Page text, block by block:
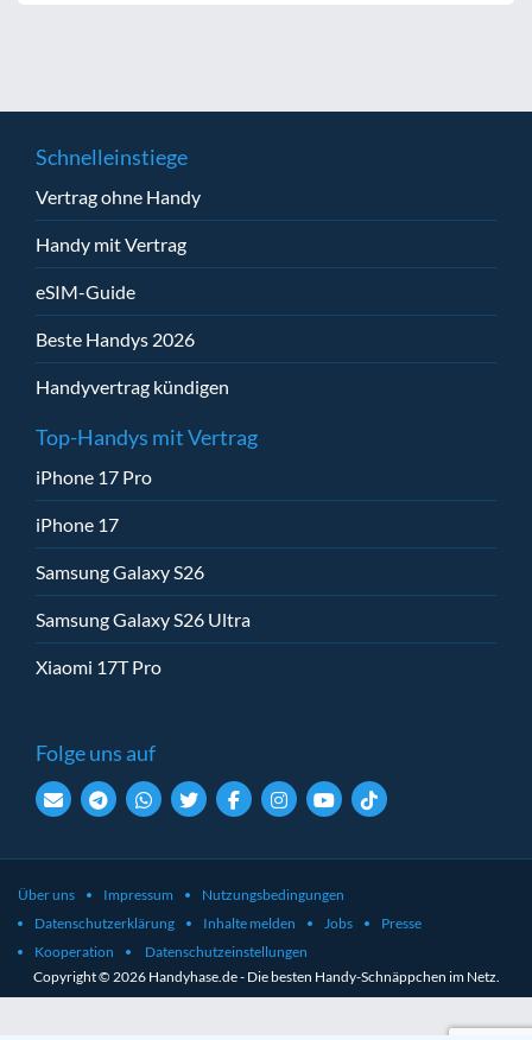
Schnelleinstiege
Vertrag ohne Handy
Handy mit Vertrag
eSIM-Guide
Beste Handys 2026
Handyvertrag kündigen
Top-Handys mit Vertrag
iPhone 17 Pro
iPhone 17
Samsung Galaxy S26
Samsung Galaxy S26 Ultra
Xiaomi 17T Pro
Folge uns auf
Über uns Impressum
Nutzungsbedingungen
Datenschutzerklärung
Inhalte melden Jobs
Presse
Kooperation
Datenschutzeinstellungen
Copyright © 2026 Handyhase.de - Die besten Handy-Schnäppchen im Netz.